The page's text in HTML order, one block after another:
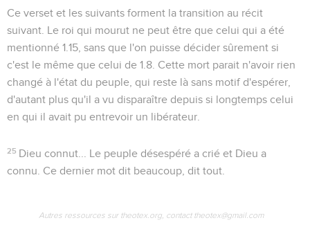
Ce verset et les suivants forment la transition au récit
suivant. Le roi qui mourut ne peut être que celui qui a été
mentionné 1.15 , sans que l'on puisse décider sûrement si
c'est le même que celui de 1.8 . Cette mort parait n'avoir rien
changé à l'état du peuple, qui reste là sans motif d'espérer,
d'autant plus qu'il a vu disparaître depuis si longtemps celui
en qui il avait pu entrevoir un libérateur.
25 Dieu connut...
Le peuple désespéré a crié et Dieu a
connu. Ce dernier mot dit beaucoup, dit tout.
Autres ressources sur theotex.org, contact theotex@gmail.com